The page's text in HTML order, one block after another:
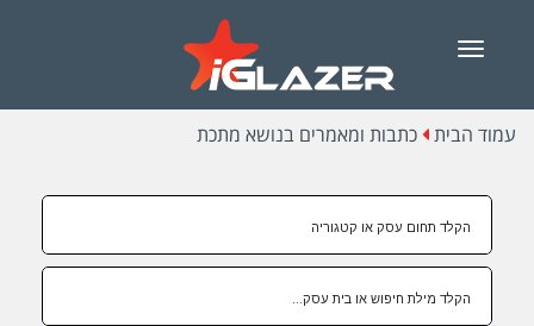
Menu
עמוד הבית כתבות ומאמרים בנושא מתכת